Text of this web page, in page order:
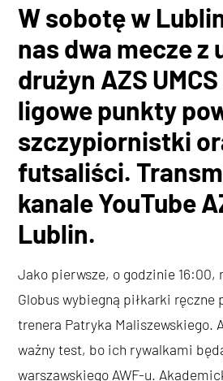
W sobotę w
nas dwa mecze z
drużyn AZS
ligowe punkty
szczypiornistki
futsaliści.
kanale YouTube
Lublin.
Jako pierwsze, o godzinie 16:00,
Globus wybiegną piłkarki ręczne
trenera Patryka Maliszewskiego.
ważny test, bo ich rywalkami
warszawskiego AWF-u.